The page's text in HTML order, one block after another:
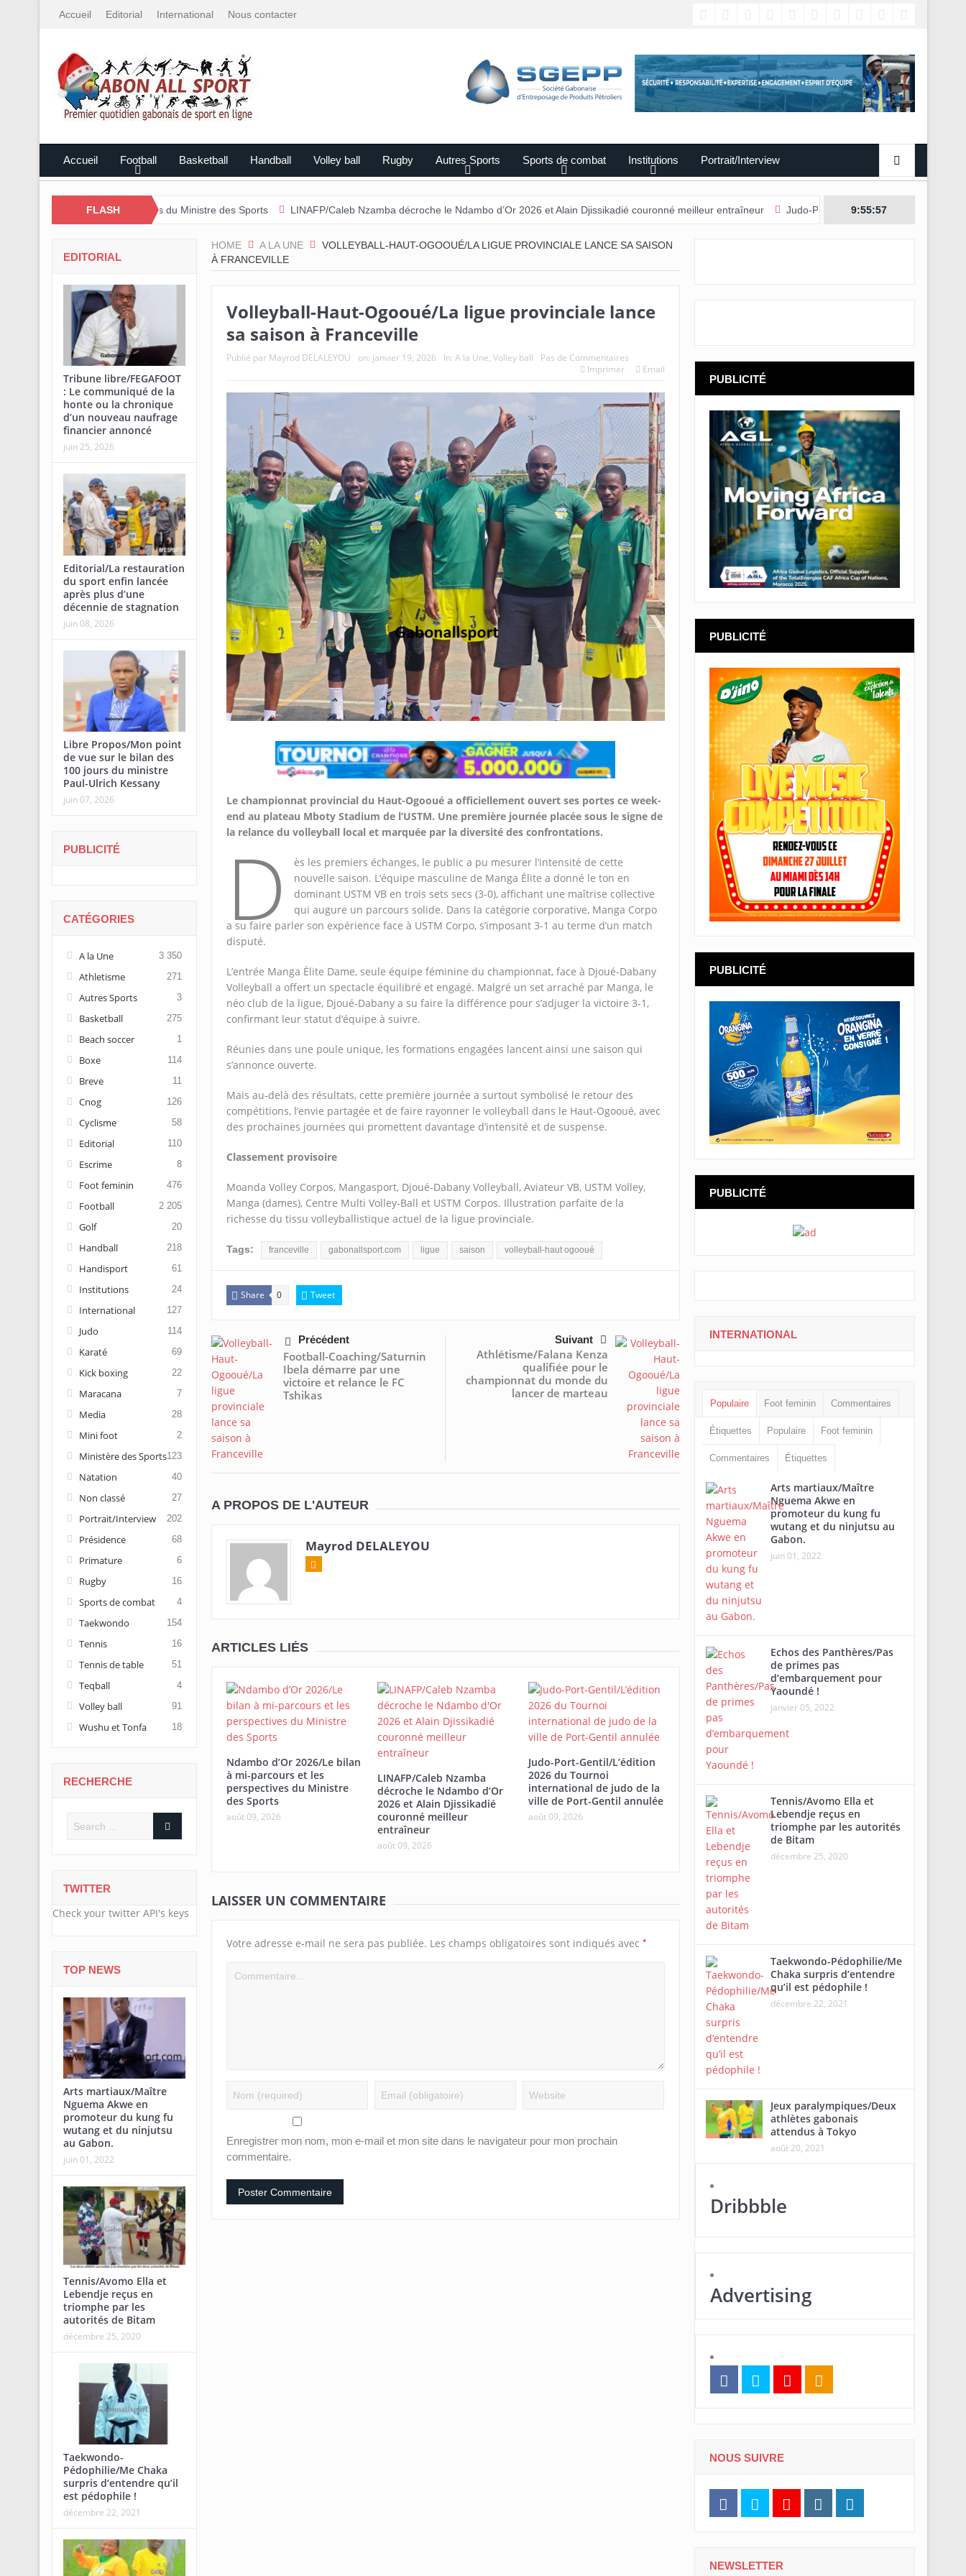
Accueil Editorial International Nous contacter
Accueil Football Basketball Handball Volley ball Rugby Autres Sports Sports de combat Institutions Portrait/Interview
FLASH
et les perspectives du Ministre des Sports LINAFP/Caleb Nzamba décroche le Ndambo d’Or 2026 et Alain Djissikadié couronné meilleur entraîneur Judo-Port-Gentil/L’édition 2026 du Tournoi
9:55:58
HOME A LA UNE
VOLLEYBALL-HAUT-OGOOUÉ/LA LIGUE PROVINCIALE LANCE SA SAISON
À FRANCEVILLE
Volleyball-Haut-Ogooué/La ligue provinciale lance
sa saison à Franceville
Publié par Mayrod DELALEYOU on: janvier 19, 2026 In: A la Une, Volley ball
Pas de Commentaires
Imprimer
Email
Le championnat provincial du Haut-Ogooué a officiellement ouvert ses portes ce week-
end au plateau Mboty Stadium de l’USTM. Une première journée placée sous le signe de
la relance du volleyball local et marquée par la diversité des confrontations.
D
ès les premiers échanges, le public a pu mesurer l’intensité de cette
nouvelle saison. L’équipe masculine de Manga Élite a donné le ton en
dominant USTM VB en trois sets secs (3-0), affichant une maîtrise collective
qui augure un parcours solide. Dans la catégorie corporative, Manga Corpo
a su faire parler son expérience face à USTM Corpo, s’imposant 3-1 au terme d’un match
disputé.
L’entrée Manga Élite Dame, seule équipe féminine du championnat, face à Djoué-Dabany
Volleyball a offert un spectacle équilibré et engagé. Malgré un set arraché par Manga, le
néo club de la ligue, Djoué-Dabany a su faire la différence pour s’adjuger la victoire 3-1,
confirmant leur statut d’équipe à suivre.
Réunies dans une poule unique, les formations engagées lancent ainsi une saison qui
s’annonce ouverte.
Mais au-delà des résultats, cette première journée a surtout symbolisé le retour des
compétitions, l’envie partagée et de faire rayonner le volleyball dans le Haut-Ogooué, avec
des prochaines journées qui promettent davantage d’intensité et de suspense.
Classement provisoire
Moanda Volley Corpos, Mangasport, Djoué-Dabany Volleyball, Aviateur VB, USTM Volley,
Manga (dames), Centre Multi Volley-Ball et USTM Corpos. Illustration parfaite de la
richesse du tissu volleyballistique actuel de la ligue provinciale.
Tags: franceville gabonallsport.com ligue saison volleyball-haut ogooué
Share 0 Tweet
Précédent
Football-Coaching/Saturnin
Ibela démarre par une
victoire et relance le FC
Tshikas
Suivant
Athlétisme/Falana Kenza
qualifiée pour le
championnat du monde du
lancer de marteau
A PROPOS DE L'AUTEUR
Mayrod DELALEYOU
ARTICLES LIÉS
Ndambo d’Or 2026/Le bilan
à mi-parcours et les
perspectives du Ministre
des Sports
août 09, 2026
LINAFP/Caleb Nzamba
décroche le Ndambo d’Or
2026 et Alain Djissikadié
couronné meilleur
entraîneur
août 09, 2026
Judo-Port-Gentil/L’édition
2026 du Tournoi
international de judo de la
ville de Port-Gentil annulée
août 09, 2026
LAISSER UN COMMENTAIRE
Votre adresse e-mail ne sera pas publiée. Les champs obligatoires sont indiqués avec *
Enregistrer mon nom, mon e-mail et mon site dans le navigateur pour mon prochain
commentaire.
EDITORIAL
Tribune libre/FEGAFOOT
: Le communiqué de la
honte ou la chronique
d’un nouveau naufrage
financier annoncé
juin 25, 2026
Editorial/La restauration
du sport enfin lancée
après plus d’une
décennie de stagnation
juin 08, 2026
Libre Propos/Mon point
de vue sur le bilan des
100 jours du ministre
Paul-Ulrich Kessany
juin 07, 2026
PUBLICITÉ
CATÉGORIES
A la Une 3 350
Athletisme 271
Autres Sports 3
Basketball 275
Beach soccer 1
Boxe 114
Breve 11
Cnog 126
Cyclisme 58
Editorial 110
Escrime 8
Foot feminin 476
Football 2 205
Golf 20
Handball 218
Handisport 61
Institutions 24
International 127
Judo 114
Karaté 69
Kick boxing 22
Maracana 7
Media 28
Mini foot 2
Ministère des Sports123
Natation 40
Non classé 27
Portrait/Interview 202
Présidence 68
Primature 6
Rugby 16
Sports de combat 4
Taekwondo 154
Tennis 16
Tennis de table 51
Teqball 4
Volley ball 91
Wushu et Tonfa 18
RECHERCHE
TWITTER
Check your twitter API's keys
TOP NEWS
Arts martiaux/Maître
Nguema Akwe en
promoteur du kung fu
wutang et du ninjutsu
au Gabon.
juin 01, 2022
Tennis/Avomo Ella et
Lebendje reçus en
triomphe par les
autorités de Bitam
décembre 25, 2020
Taekwondo-
Pédophilie/Me Chaka
surpris d’entendre qu’il
est pédophile !
décembre 22, 2021
PUBLICITÉ
PUBLICITÉ
PUBLICITÉ
PUBLICITÉ
INTERNATIONAL
Populaire Foot feminin Commentaires
Étiquettes Populaire Foot feminin
Commentaires Étiquettes
Arts martiaux/Maître
Nguema Akwe en
promoteur du kung fu
wutang et du ninjutsu au
Gabon.
juin 01, 2022
Echos des Panthères/Pas
de primes pas
d’embarquement pour
Yaoundé !
janvier 05, 2022
Tennis/Avomo Ella et
Lebendje reçus en
triomphe par les autorités
de Bitam
décembre 25, 2020
Taekwondo-Pédophilie/Me
Chaka surpris d’entendre
qu’il est pédophile !
décembre 22, 2021
Jeux paralympiques/Deux
athlètes gabonais
attendus à Tokyo
août 20, 2021
Dribbble
Advertising
NOUS SUIVRE
NEWSLETTER